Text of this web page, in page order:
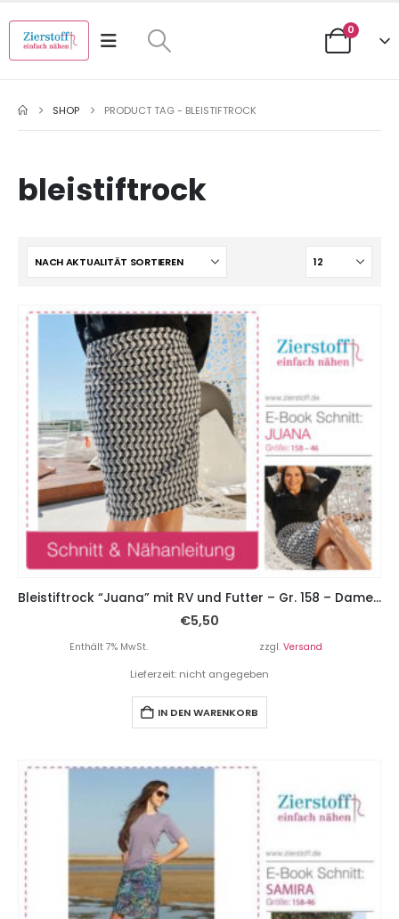
0
SHOP PRODUCT TAG - BLEISTIFTROCK
bleistiftrock
Bleistiftrock “Juana” mit RV und Futter – Gr. 158 – Damengr. 46
€5,50
Enthält 7% MwSt. zzgl. Versand
Lieferzeit: nicht angegeben
IN DEN WARENKORB